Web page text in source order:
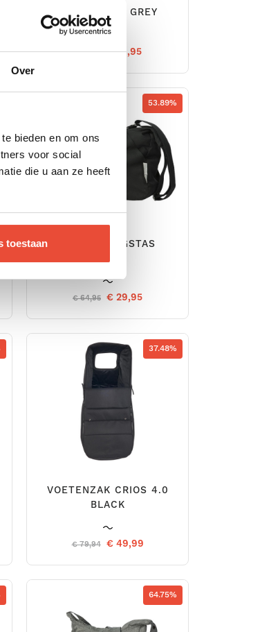
Over
bieden en om ons
voor social
die u aan ze heeft
toestaan
LAMA SMALL GREY
€ 49,95 € 19,95
53.89%
VERZORGINGSTAS
BLACK
€ 64,95 € 29,95
37.48%
VOETENZAK CRIOS 4.0
BLACK
€ 79,94 € 49,99
64.75%